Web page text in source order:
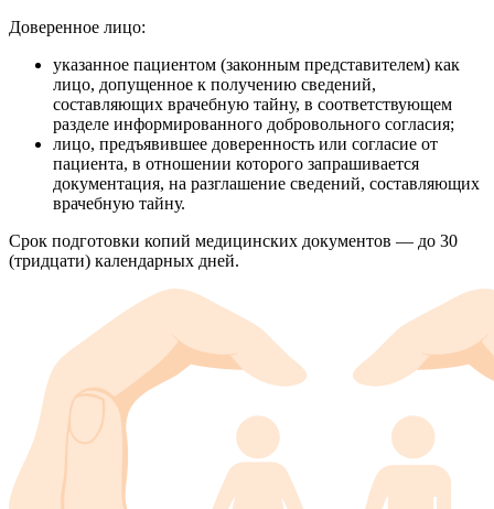
Доверенное лицо:
указанное пациентом (законным представителем) как
лицо, допущенное к получению сведений,
составляющих врачебную тайну, в соответствующем
разделе информированного добровольного согласия;
лицо, предъявившее доверенность или согласие от
пациента, в отношении которого запрашивается
документация, на разглашение сведений, составляющих
врачебную тайну.
Срок подготовки копий медицинских документов — до 30
(тридцати) календарных дней.